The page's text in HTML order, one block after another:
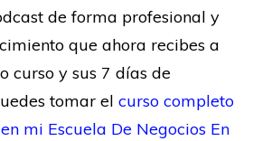
de forma profesional y
que ahora recibes a
curso y sus 7 días de
tomar el curso completo
mi Escuela De Negocios En